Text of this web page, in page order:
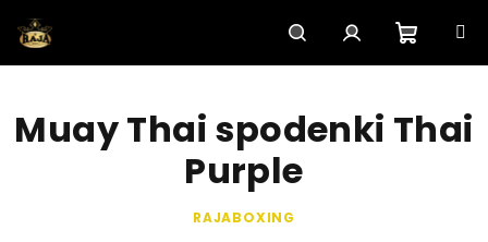
do
treści
SzukajZaloguj
się
Koszyk
Muay Thai spodenki Thai
Purple
RAJABOXING